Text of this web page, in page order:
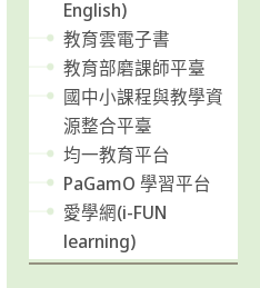
English)
教育雲電子書
教育部磨課師平臺
國中小課程與教學資
源整合平臺
均一教育平台
PaGamO 學習平台
愛學網(i-FUN
learning)